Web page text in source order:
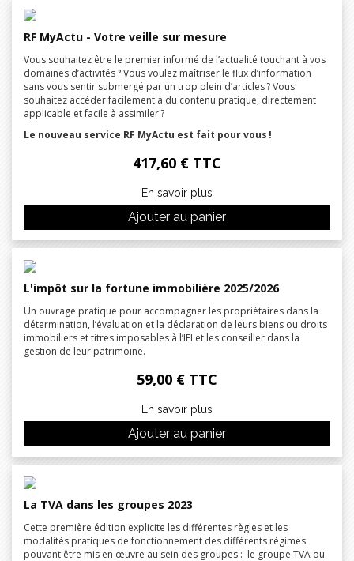
RF MyActu - Votre veille sur mesure
Vous souhaitez être le premier informé de l’actualité touchant à vos
domaines d’activités ? Vous voulez maîtriser le flux d’information
sans vous sentir submergé par un trop plein d’articles ? Vous
souhaitez accéder facilement à du contenu pratique, directement
applicable et facile à assimiler ?
Le nouveau service RF MyActu est fait pour vous !
417,60 € TTC
En savoir plus
Ajouter au panier
L'impôt sur la fortune immobilière 2025/2026
Un ouvrage pratique pour accompagner les propriétaires dans la
détermination, l’évaluation et la déclaration de leurs biens ou droits
immobiliers et titres imposables à l’IFI et les conseiller dans la
gestion de leur patrimoine.
59,00 € TTC
En savoir plus
Ajouter au panier
La TVA dans les groupes 2023
Cette première édition explicite les différentes règles et les
modalités pratiques de fonctionnement des différents régimes
pouvant être mis en œuvre au sein des groupes : le groupe TVA ou